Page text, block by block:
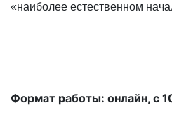
«наиболее естественном
Формат работы: онлайн, с